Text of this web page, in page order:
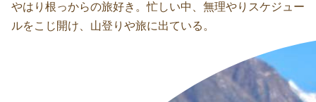
やはり根っからの旅好き。忙しい中、無理やりスケジュー
ルをこじ開け、山登りや旅に出ている。